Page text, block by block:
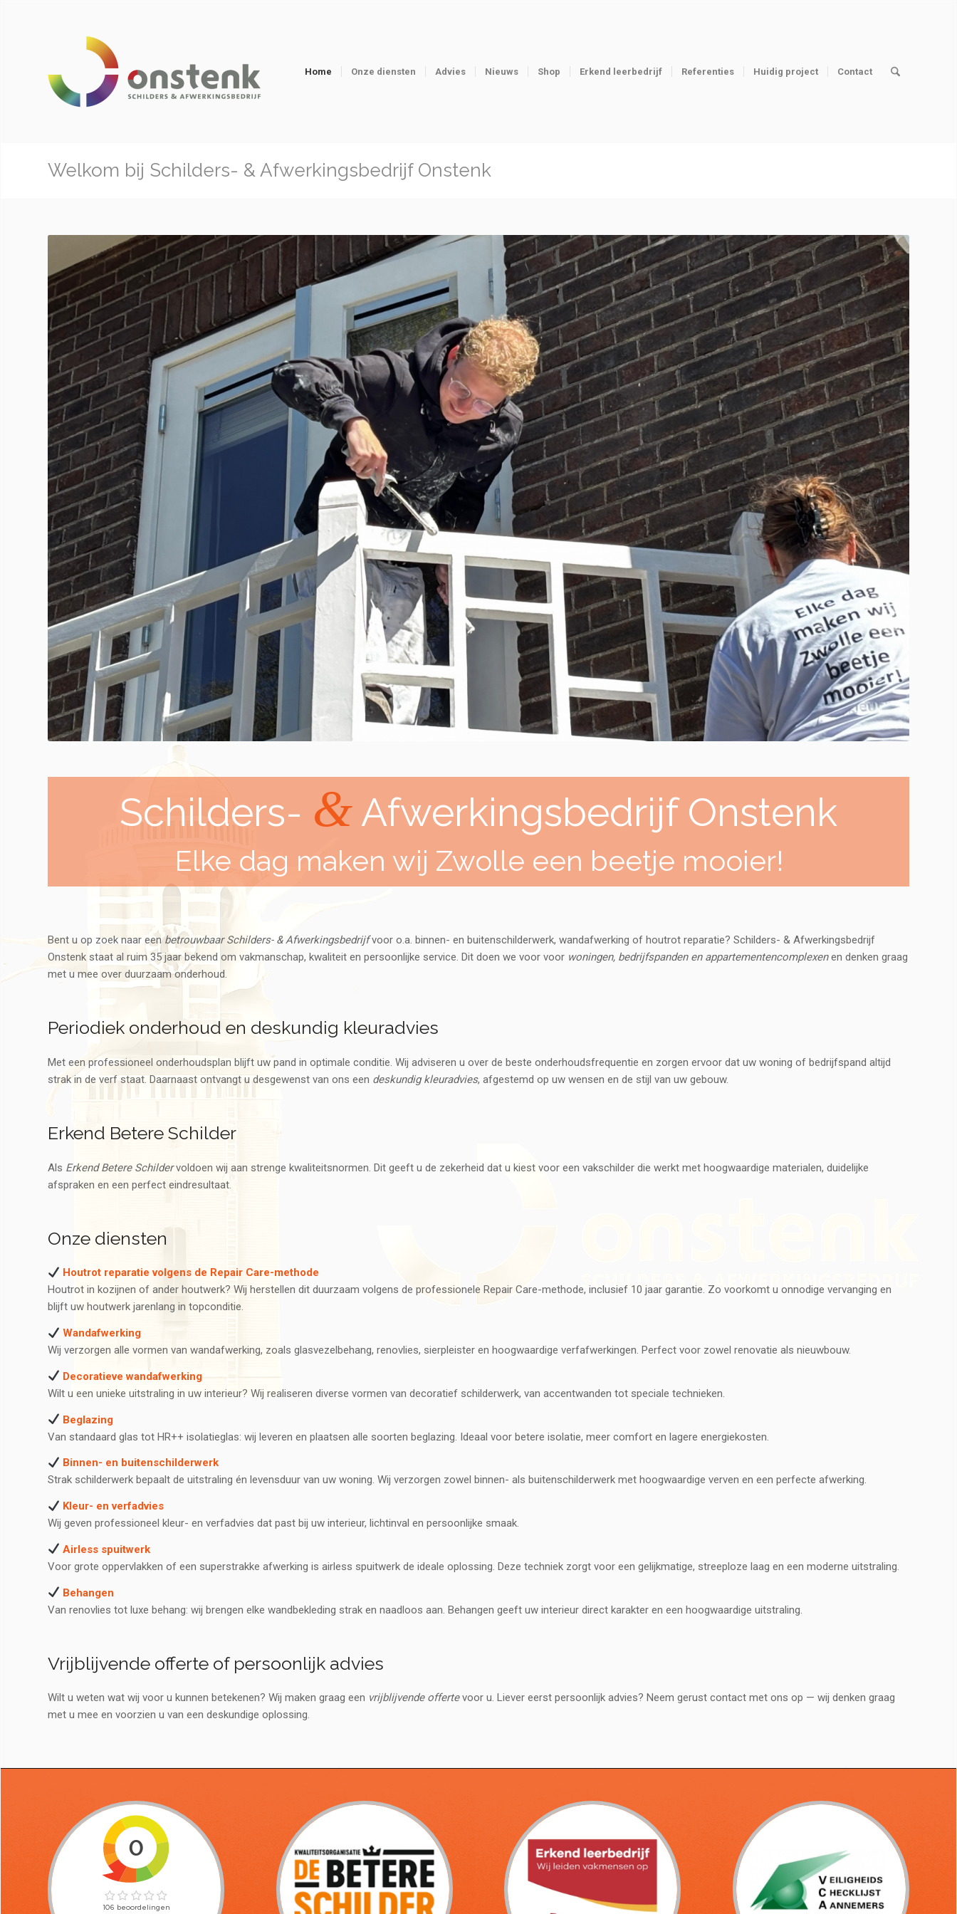
Home Onze diensten Advies Nieuws Shop Erkend leerbedrijf Referenties Huidig project Contact
Welkom bij Schilders- & Afwerkingsbedrijf Onstenk
Schilders- & Afwerkingsbedrijf Onstenk
Elke dag maken wij Zwolle een beetje mooier!
Bent u op zoek naar eenbetrouwbaar Schilders- & Afwerkingsbedrijfvoor o.a. binnen- en buitenschilderwerk, wandafwerking of houtrot reparatie? Schilders- & Afwerkingsbedrijf
Onstenk staat al ruim 35 jaar bekend om vakmanschap, kwaliteit en persoonlijke service. Dit doen we voor voor woningen, bedrijfspanden en appartementencomplexenen denken graag
met u mee over duurzaam onderhoud.
Periodiek onderhoud en deskundig kleuradvies
Met een professioneel onderhoudsplan blijft uw pand in optimale conditie. Wij adviseren u over de beste onderhoudsfrequentie en zorgen ervoor dat uw woning of bedrijfspand altijd
strak in de verf staat. Daarnaast ontvangt u desgewenst van ons een deskundig kleuradvies, afgestemd op uw wensen en de stijl van uw gebouw.
Erkend Betere Schilder
Als Erkend Betere Schildervoldoen wij aan strenge kwaliteitsnormen. Dit geeft u de zekerheid dat u kiest voor een vakschilder die werkt met hoogwaardige materialen, duidelijke
afspraken en een perfect eindresultaat.
Onze diensten
Houtrot reparatie volgens de Repair Care-methode
Houtrot in kozijnen of ander houtwerk? Wij herstellen dit duurzaam volgens de professionele Repair Care-methode, inclusief 10 jaar garantie. Zo voorkomt u onnodige vervanging en
blijft uw houtwerk jarenlang in topconditie.
Wandafwerking
Wij verzorgen alle vormen van wandafwerking, zoals glasvezelbehang, renovlies, sierpleister en hoogwaardige verfafwerkingen. Perfect voor zowel renovatie als nieuwbouw.
Decoratieve wandafwerking
Wilt u een unieke uitstraling in uw interieur? Wij realiseren diverse vormen van decoratief schilderwerk, van accentwanden tot speciale technieken.
Beglazing
Van standaard glas tot HR++ isolatieglas: wij leveren en plaatsen alle soorten beglazing. Ideaal voor betere isolatie, meer comfort en lagere energiekosten.
Binnen- en buitenschilderwerk
Strak schilderwerk bepaalt de uitstraling én levensduur van uw woning. Wij verzorgen zowel binnen- als buitenschilderwerk met hoogwaardige verven en een perfecte afwerking.
Kleur- en verfadvies
Wij geven professioneel kleur- en verfadvies dat past bij uw interieur, lichtinval en persoonlijke smaak.
Airless spuitwerk
Voor grote oppervlakken of een superstrakke afwerking is airless spuitwerk de ideale oplossing. Deze techniek zorgt voor een gelijkmatige, streeploze laag en een moderne uitstraling.
Behangen
Van renovlies tot luxe behang: wij brengen elke wandbekleding strak en naadloos aan. Behangen geeft uw interieur direct karakter en een hoogwaardige uitstraling.
Vrijblijvende offerte of persoonlijk advies
Wilt u weten wat wij voor u kunnen betekenen? Wij maken graag een vrijblijvende offertevoor u. Liever eerst persoonlijk advies? Neem gerust contact met ons op — wij denken graag
met u mee en voorzien u van een deskundige oplossing.